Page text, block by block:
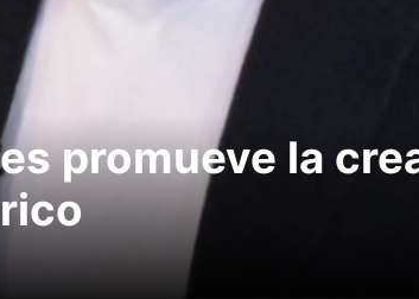
promueve la